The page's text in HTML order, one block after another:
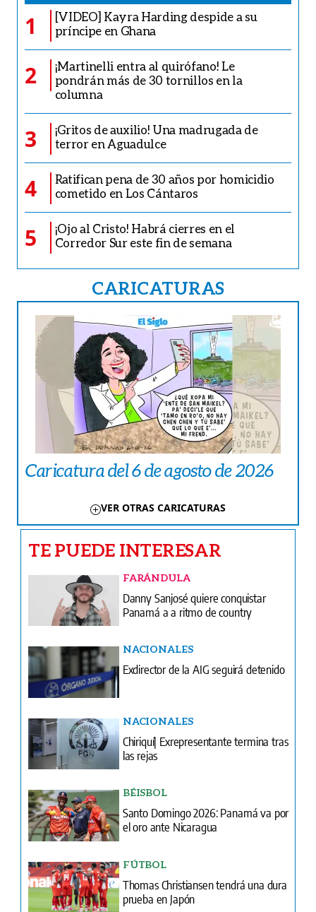
1
[VIDEO] Kayra Harding despide a su
príncipe en Ghana
2
¡Martinelli entra al quirófano! Le
pondrán más de 30 tornillos en la
columna
3
¡Gritos de auxilio! Una madrugada de
terror en Aguadulce
4
Ratifican pena de 30 años por homicidio
cometido en Los Cántaros
5
¡Ojo al Cristo! Habrá cierres en el
Corredor Sur este fin de semana
CARICATURAS
Caricatura del 6 de agosto de 2026
VER OTRAS CARICATURAS
TE PUEDE INTERESAR
FARÁNDULA
Danny Sanjosé quiere conquistar
Panamá a a ritmo de country
NACIONALES
Exdirector de la AIG seguirá detenido
NACIONALES
Chiriquí| Exrepresentante termina tras
las rejas
BÉISBOL
Santo Domingo 2026: Panamá va por
el oro ante Nicaragua
FÚTBOL
Thomas Christiansen tendrá una dura
prueba en Japón